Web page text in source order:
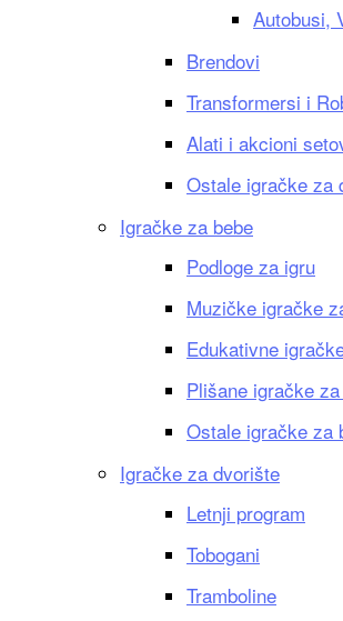
Autobusi,
Brendovi
Transformersi i
Alati i akcioni
Ostale igračke za
Igračke za bebe
Podloge za igru
Muzičke igračke
Edukativne
Plišane igračke
Ostale igračke za
Igračke za dvorište
Letnji program
Tobogani
Tramboline